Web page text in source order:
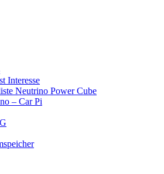
Interesse
Neutrino Power Cube
– Car Pi